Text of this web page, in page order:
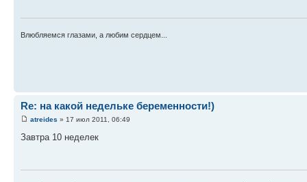
Влюбляемся глазами, а любим сердцем...
Re: на какой недельке беременности!)
atreides » 17 июл 2011, 06:49
Завтра 10 неделек